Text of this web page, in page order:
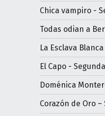
Chica vampiro -
Todas odian a
La Esclava
El Capo -
Doménica
Corazón de Oro